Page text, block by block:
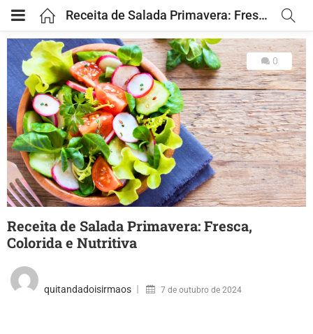
Receita de Salada Primavera: Fresca, Colorida e Nutritiva
0
Receita de Salada Primavera: Fresca,
Colorida e Nutritiva
quitandadoisirmaos 7 de outubro de 2024